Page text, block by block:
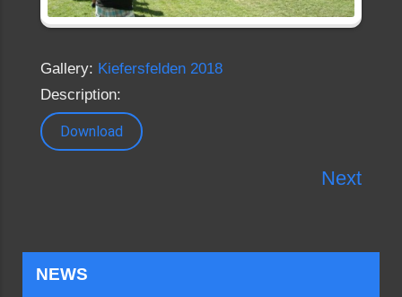
Gallery: Kiefersfelden 2018
Description:
Download
Next
NEWS